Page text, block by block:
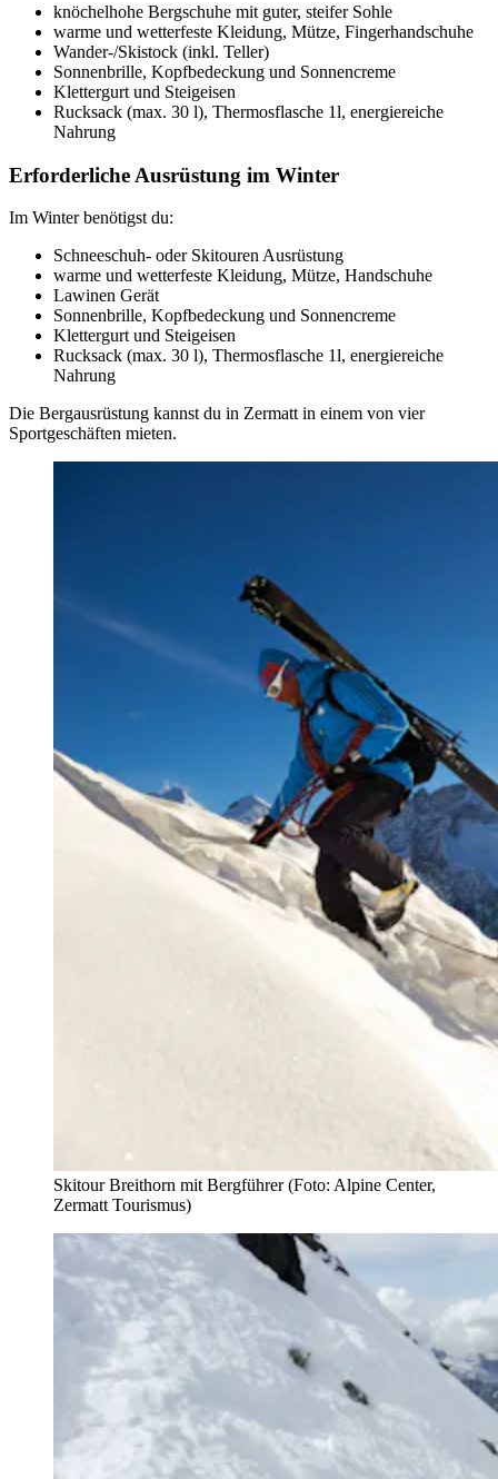
knöchelhohe Bergschuhe mit guter, steifer Sohle
warme und wetterfeste Kleidung, Mütze, Fingerhandschuhe
Wander-/Skistock (inkl. Teller)
Sonnenbrille, Kopfbedeckung und Sonnencreme
Klettergurt und Steigeisen
Rucksack (max. 30 l), Thermosflasche 1l, energiereiche
Nahrung
Erforderliche Ausrüstung im Winter
Im Winter benötigst du:
Schneeschuh- oder Skitouren Ausrüstung
warme und wetterfeste Kleidung, Mütze, Handschuhe
Lawinen Gerät
Sonnenbrille, Kopfbedeckung und Sonnencreme
Klettergurt und Steigeisen
Rucksack (max. 30 l), Thermosflasche 1l, energiereiche
Nahrung
Die Bergausrüstung kannst du in Zermatt in einem von vier
Sportgeschäften mieten.
Skitour Breithorn mit Bergführer (Foto: Alpine Center,
Zermatt Tourismus)